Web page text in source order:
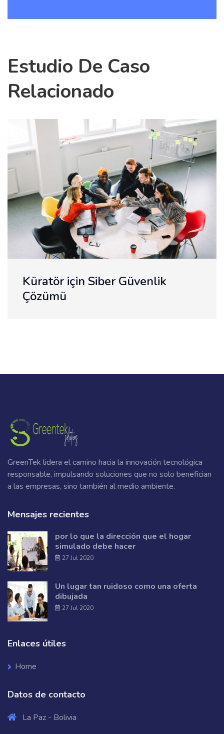
Estudio De Caso
Relacionado
Siber Güvenlik
GreenTek lidera el camino hacia la innovación tecnológica
responsable, impulsando soluciones que no solo benefician
a las empresas, sino también al medio ambiente.
Mensajes recientes
por lo que la dirección que el hogar
simulado debe hacer
27 Jul 2020
Un lugar tan ruidoso como una oferta
dibujada
27 Jul 2020
Enlaces útiles
Home
Datos de contacto
La Paz - Bolivia